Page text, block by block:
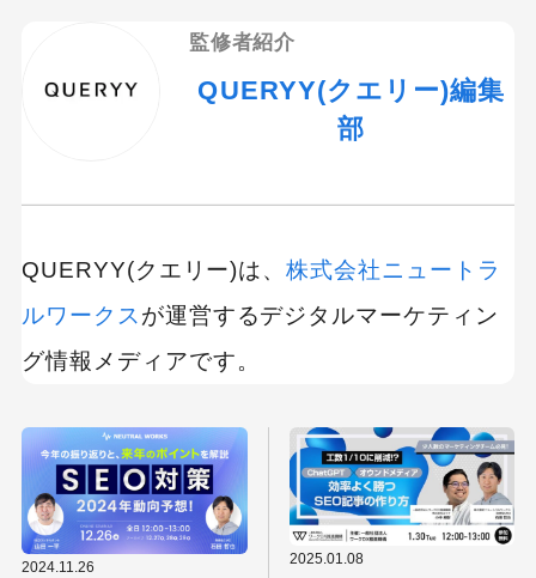
監修者紹介
QUERYY(クエリー)編集
部
QUERYY(クエリー)は、株式会社ニュートラ
ルワークスが運営するデジタルマーケティン
グ情報メディアです。
2024.11.26
2025.01.08